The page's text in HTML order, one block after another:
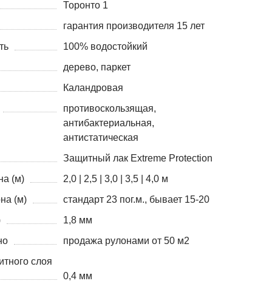
Торонто 1
гарантия производителя 15 лет
100% водостойкий
дерево, паркет
Каландровая
противоскользящая,
антибактериальная,
антистатическая
Защитный лак Extreme Protection
(м)
2,0 | 2,5 | 3,0 | 3,5 | 4,0 м
(м)
стандарт 23 пог.м., бывает 15-20
1,8 мм
продажа рулонами от 50 м2
слоя
0,4 мм